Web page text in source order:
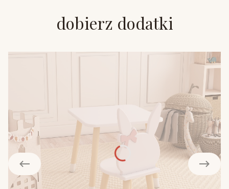
dobierz dodatki